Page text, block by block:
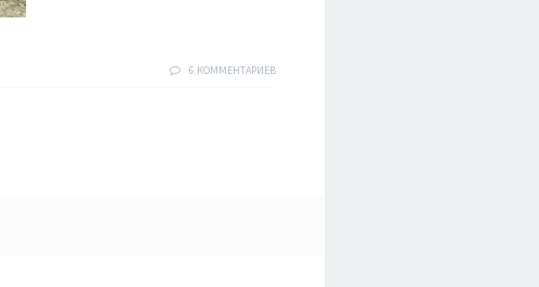
6 КОММЕНТАРИЕВ